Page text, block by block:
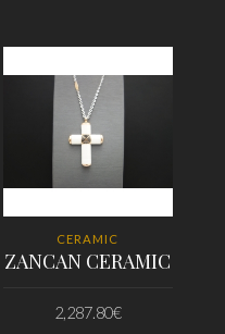
CERAMIC
ZANCAN CERAMIC
2,287.80€